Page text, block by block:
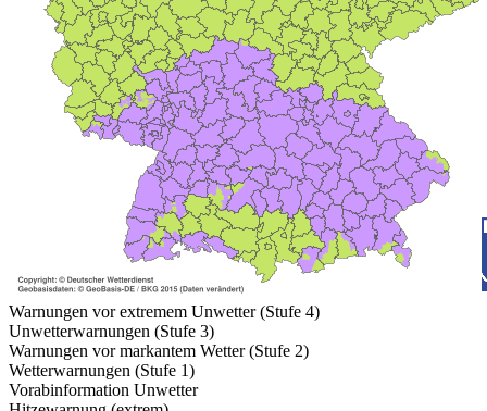
Warnungen vor extremem Unwetter (Stufe 4)
Unwetterwarnungen (Stufe 3)
Warnungen vor markantem Wetter (Stufe 2)
Wetterwarnungen (Stufe 1)
Vorabinformation Unwetter